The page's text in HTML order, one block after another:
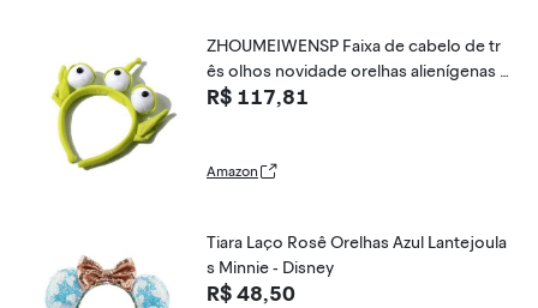
ZHOUMEIWENSP Faixa de cabelo de tr
ês olhos novidade orelhas alienígenas ti
ara de pelúcia adulto criança festa cosp
R$ 117,81
Amazon
Tiara Laço Rosê Orelhas Azul Lantejoula
s Minnie - Disney
R$ 48,50